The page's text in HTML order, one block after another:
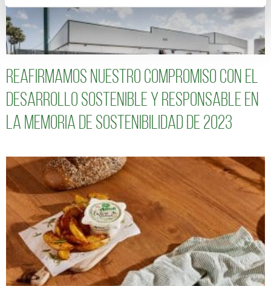
Reafirmamos nuestro compromiso con el
desarrollo sostenible y responsable en
la Memoria de Sostenibilidad de 2023